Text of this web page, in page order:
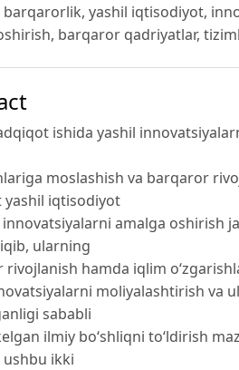
yashil iqtisodiyot,
barqaror qadriyatlar,
ishida yashil
moslashish va barqaror
yashil iqtisodiyot
innovatsiyalarni amalga oshirish
ularning
hamda iqlim
moliyalashtirish va
sababli
ilmiy bo‘shliqni to‘ldirish
ikki